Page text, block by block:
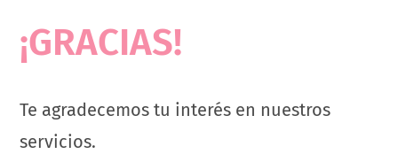
¡GRACIAS!
Te agradecemos tu interés en nuestros
servicios.